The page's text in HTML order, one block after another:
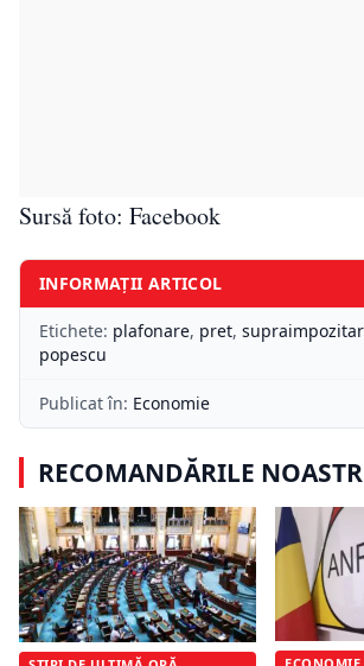
Sursă foto: Facebook
INFORMAȚII ARTICOL
Etichete: plafonare, pret,
popescu
Publicat în: Economie
RECOMANDĂRILE